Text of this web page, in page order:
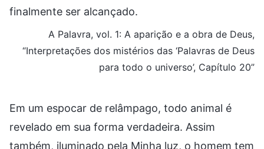
finalmente ser alcançado.
A Palavra, vol. 1: A aparição e a obra de Deus,
“Interpretações dos mistérios das ‘Palavras de Deus
para todo o universo’, Capítulo 20”
Em um espocar de relâmpago, todo animal é
revelado em sua forma verdadeira. Assim
também, iluminado pela Minha luz, o homem tem